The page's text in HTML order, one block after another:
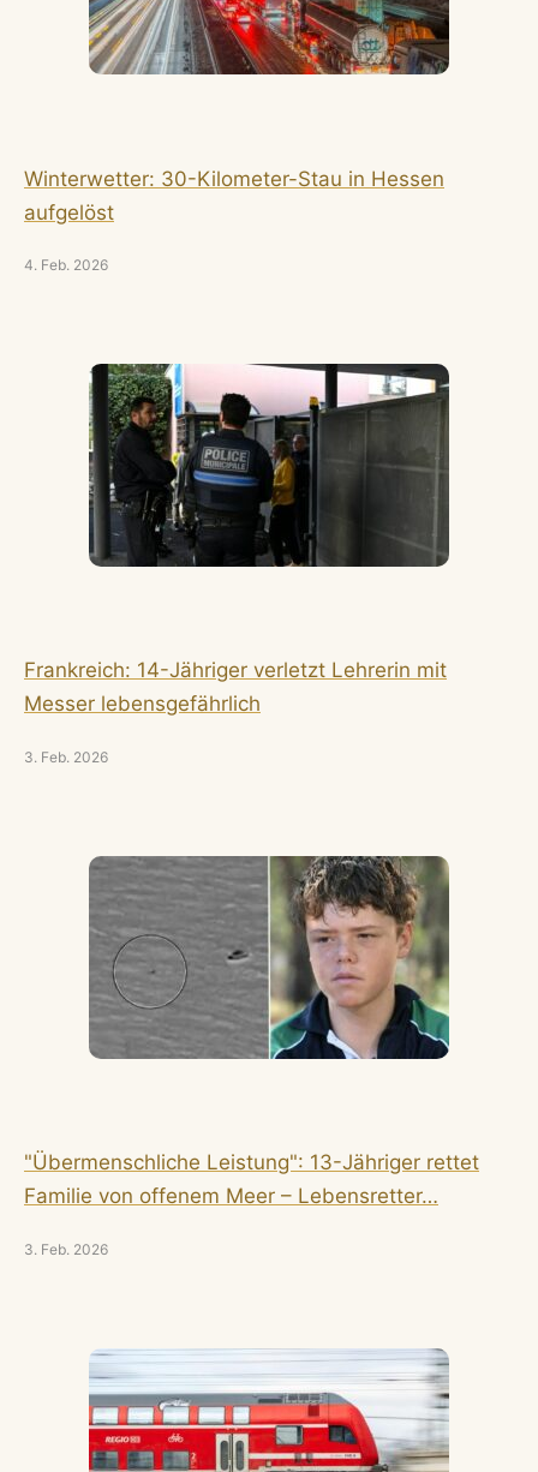
Winterwetter: 30-Kilometer-Stau in Hessen
aufgelöst
4. Feb. 2026
Frankreich: 14-Jähriger verletzt Lehrerin mit
Messer lebensgefährlich
3. Feb. 2026
"Übermenschliche Leistung": 13-Jähriger rettet
Familie von offenem Meer – Lebensretter…
3. Feb. 2026